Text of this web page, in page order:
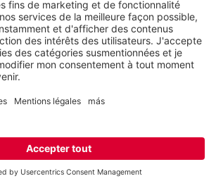
MASQUER LES IMAGES